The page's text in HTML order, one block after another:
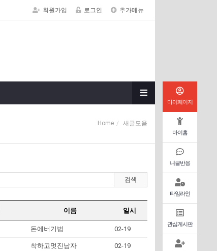
회원가입 로그인 추가메뉴
Home 새글모음
마이페이지
마이홈
내글반응
타임라인
관심게시판
검색
이름 일시
돈에버기법 02-19
착하고멋진남자 02-19